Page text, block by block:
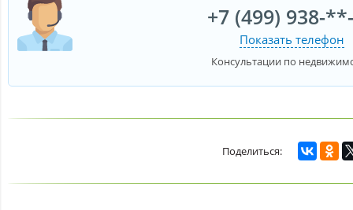
+7 (499) 938-
Показать телефон
Консультации по